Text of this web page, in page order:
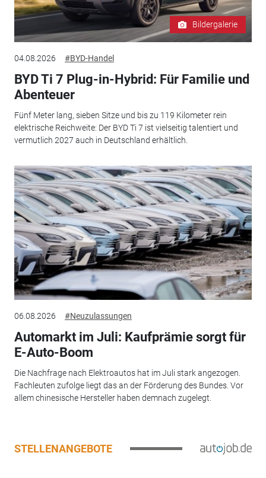
Bildergalerie
04.08.2026 #BYD-Handel
BYD Ti 7 Plug-in-Hybrid: Für Familie und
Abenteuer
Fünf Meter lang, sieben Sitze und bis zu 119 Kilometer rein
elektrische Reichweite: Der BYD Ti 7 ist vielseitig talentiert und
vermutlich 2027 auch in Deutschland erhältlich.
06.08.2026 #Neuzulassungen
Automarkt im Juli: Kaufprämie sorgt für
E-Auto-Boom
Die Nachfrage nach Elektroautos hat im Juli stark angezogen.
Fachleuten zufolge liegt das an der Förderung des Bundes. Vor
allem chinesische Hersteller haben demnach zugelegt.
STELLENANGEBOTE